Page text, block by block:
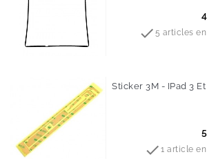
 5 articles
Sticker 3M - IPad 3 Et
1 article